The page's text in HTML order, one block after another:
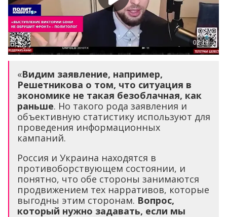
«Видим заявление, например,
Решетникова о том, что ситуация в
экономике не такая безоблачная, как
раньше. Но такого рода заявления и
объективную статистику используют для
проведения информационных
кампаний.
Россия и Украина находятся в
противоборствующем состоянии, и
понятно, что обе стороны занимаются
продвижением тех нарративов, которые
выгодны этим сторонам. Вопрос,
который нужно задавать, если мы